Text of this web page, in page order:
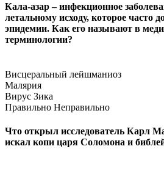
Кала-азар – инфекционное
летальному исходу, которое часто
эпидемии. Как его называют в
терминологии?
Висцеральный лейшманиоз
Малярия
Вирус Зика
Правильно Неправильно
Что открыл исследователь Карл
искал копи царя Соломона и